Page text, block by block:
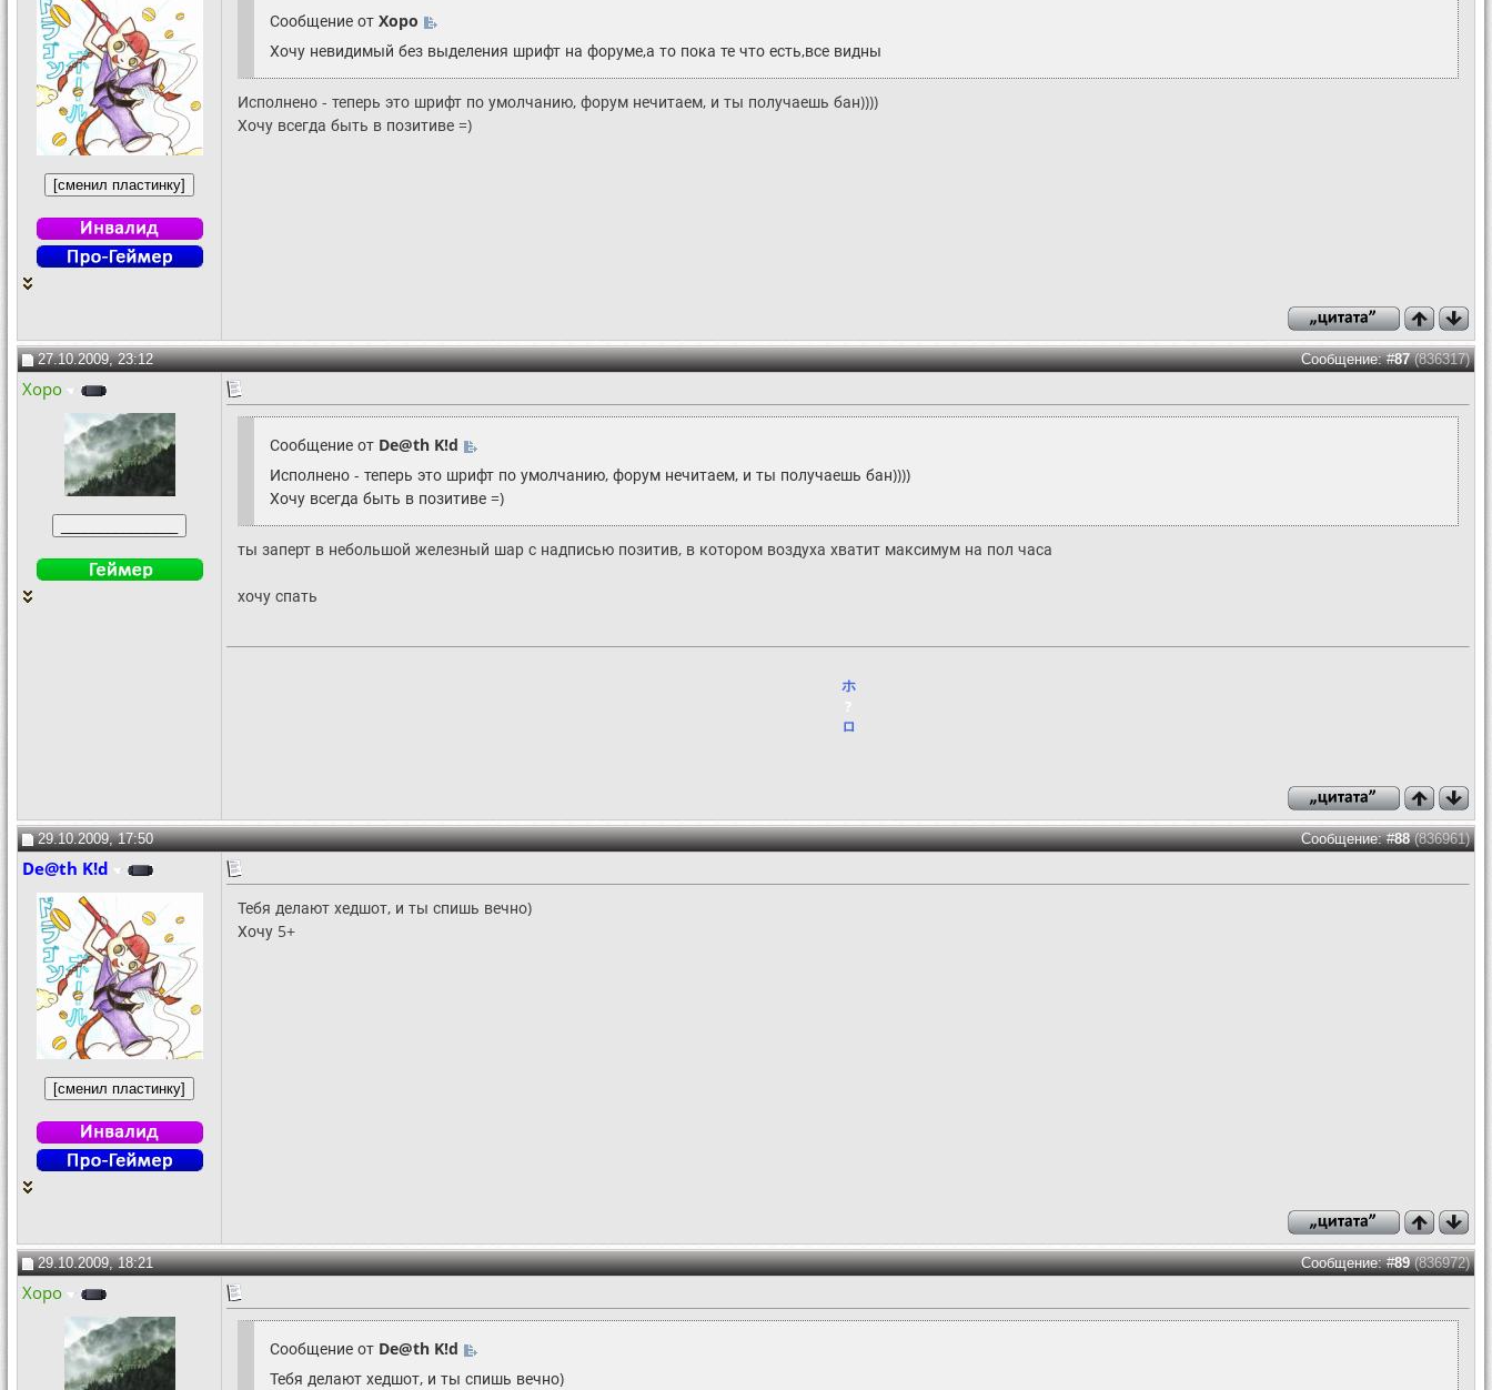
Сообщение от Xopo
Хочу невидимый без выделения шрифт на форуме,а то пока те что есть,все видны
Исполнено - теперь это шрифт по умолчанию, форум нечитаем, и ты получаешь бан))))
Хочу всегда быть в позитиве =)
27.10.2009, 23:12 Сообщение: #87(836317)
Xopo
Сообщение от De@th K!d
Исполнено - теперь это шрифт по умолчанию, форум нечитаем, и ты получаешь бан))))
Хочу всегда быть в позитиве =)
ты заперт в небольшой железный шар с надписью позитив, в котором воздуха хватит максимум на пол часа
хочу спать
ホ
?
ロ
29.10.2009, 17:50 Сообщение: #88(836961)
De@th K!d
Тебя делают хедшот, и ты спишь вечно)
Хочу 5+
29.10.2009, 18:21 Сообщение: #89(836972)
Xopo
Сообщение от De@th K!d
Тебя делают хедшот, и ты спишь вечно)